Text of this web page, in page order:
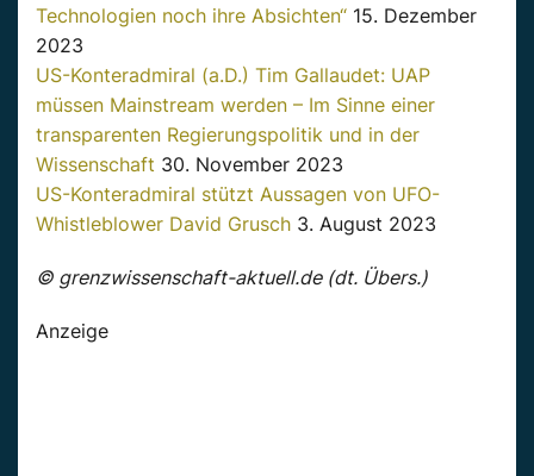
Technologien noch ihre Absichten“ 15. Dezember
2023
US-Konteradmiral (a.D.) Tim Gallaudet: UAP
müssen Mainstream werden – Im Sinne einer
transparenten Regierungspolitik und in der
Wissenschaft 30. November 2023
US-Konteradmiral stützt Aussagen von UFO-
Whistleblower David Grusch 3. August 2023
© grenzwissenschaft-aktuell.de (dt. Übers.)
Anzeige